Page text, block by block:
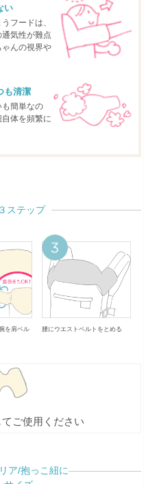
い
フードは、
気性が難点
んの視界や
も清潔
簡単なの
体を頻繁に
ステップ
を肩ベル
腰にウエストベルトをとめる
ご使用ください
ア/抱っこ紐に